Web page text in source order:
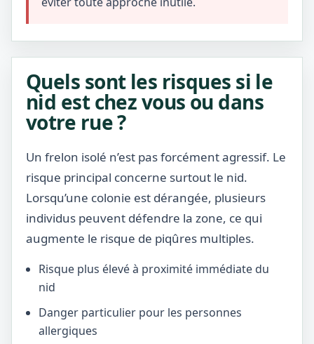
Quels sont les risques si le
nid est chez vous ou dans
votre rue ?
Un frelon isolé n’est pas forcément agressif. Le
risque principal concerne surtout le nid.
Lorsqu’une colonie est dérangée, plusieurs
individus peuvent défendre la zone, ce qui
augmente le risque de piqûres multiples.
Risque plus élevé à proximité immédiate du
nid
Danger particulier pour les personnes
allergiques